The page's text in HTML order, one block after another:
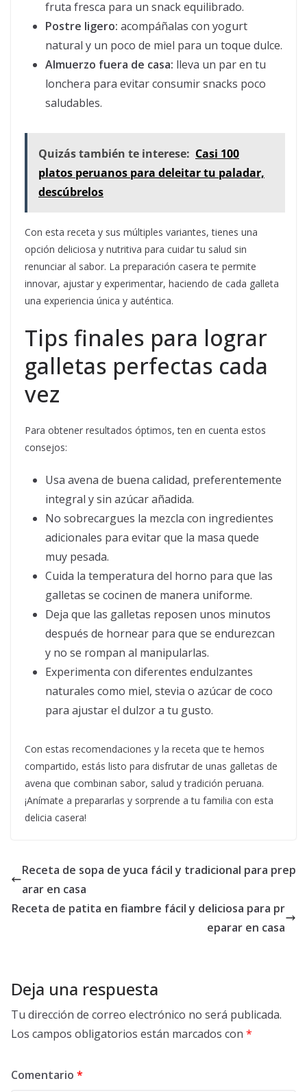
fruta fresca para un snack equilibrado.
Postre ligero: acompáñalas con yogurt
natural y un poco de miel para un toque dulce.
Almuerzo fuera de casa: lleva un par en tu
lonchera para evitar consumir snacks poco
saludables.
Quizás también te interese: Casi 100
platos peruanos para deleitar tu paladar,
descúbrelos
Con esta receta y sus múltiples variantes, tienes una
opción deliciosa y nutritiva para cuidar tu salud sin
renunciar al sabor. La preparación casera te permite
innovar, ajustar y experimentar, haciendo de cada galleta
una experiencia única y auténtica.
Tips finales para lograr
galletas perfectas cada
vez
Para obtener resultados óptimos, ten en cuenta estos
consejos:
Usa avena de buena calidad, preferentemente
integral y sin azúcar añadida.
No sobrecargues la mezcla con ingredientes
adicionales para evitar que la masa quede
muy pesada.
Cuida la temperatura del horno para que las
galletas se cocinen de manera uniforme.
Deja que las galletas reposen unos minutos
después de hornear para que se endurezcan
y no se rompan al manipularlas.
Experimenta con diferentes endulzantes
naturales como miel, stevia o azúcar de coco
para ajustar el dulzor a tu gusto.
Con estas recomendaciones y la receta que te hemos
compartido, estás listo para disfrutar de unas galletas de
avena que combinan sabor, salud y tradición peruana.
¡Anímate a prepararlas y sorprende a tu familia con esta
delicia casera!
Receta de sopa de yuca fácil y tradicional para prep
arar en casa
Receta de patita en fiambre fácil y deliciosa para pr
eparar en casa
Deja una respuesta
Tu dirección de correo electrónico no será publicada.
Los campos obligatorios están marcados con *
Comentario *